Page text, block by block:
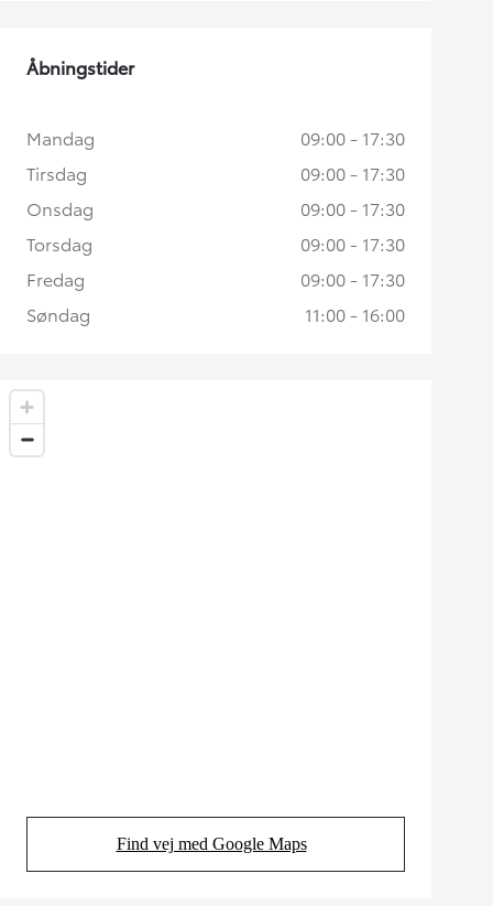
Find vej med Google Maps
(Opens in new tab)
Åbningstider
Mandag
09:00 - 17:30
Tirsdag
09:00 - 17:30
Onsdag
09:00 - 17:30
Torsdag
09:00 - 17:30
Fredag
09:00 - 17:30
Søndag
11:00 - 16:00